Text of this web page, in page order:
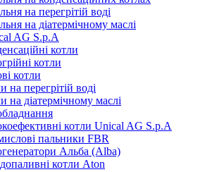
на перегрітій воді
на діатермічному маслі
AG S.p.A
котли
котли
котли
на перегрітій воді
на діатермічному маслі
котли Unical AG S.p.A
пальники FBR
Альба (Alba)
котли Aton